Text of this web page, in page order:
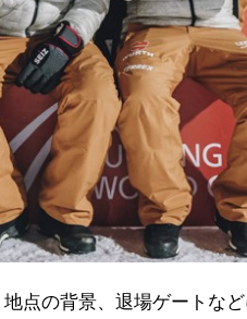
点の背景、退場ゲートな